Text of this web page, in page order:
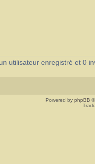
utilisateur enregistré et 0
Powered by phpBB